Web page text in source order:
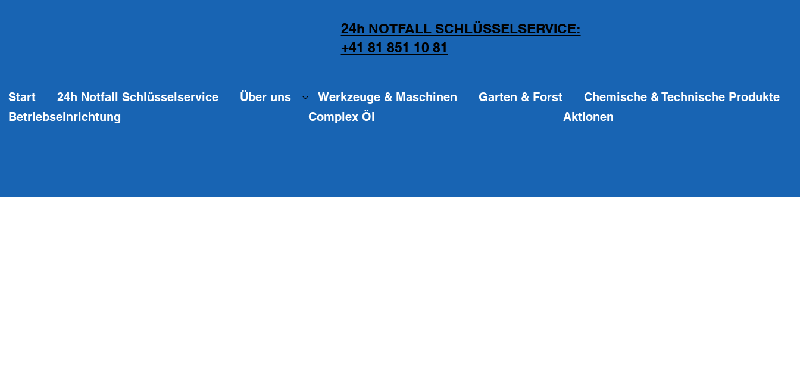
24h NOTFALL SCHLÜSSELSERVICE:
+41 81 851 10 81
Start 24h Notfall Schlüsselservice Über uns Werkzeuge & Maschinen Garten & Forst
Chemische & Technische Produkte
Betriebseinrichtung
Complex Öl Aktionen